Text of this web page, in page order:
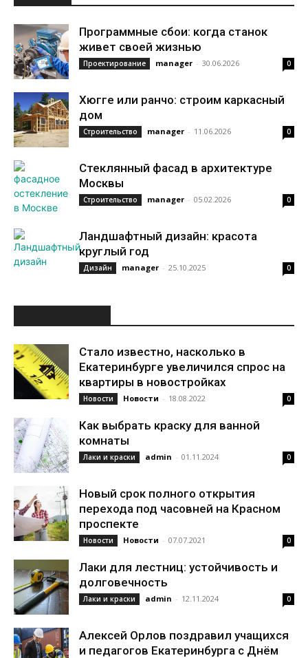
Программные сбои: когда станок
живет своей жизнью
Проектирование manager - 30.06.2026 0
Хюгге или ранчо: строим каркасный
дом
Строительство manager - 11.06.2026 0
Стеклянный фасад в архитектуре
Москвы
Строительство manager - 05.02.2026 0
Ландшафтный дизайн: красота
круглый год
Дизайн manager - 25.10.2025 0
Стало известно, насколько в
Екатеринбурге увеличился спрос на
квартиры в новостройках
Новости Новости - 18.08.2022 0
Как выбрать краску для ванной
комнаты
Лаки и краски admin - 01.11.2024 0
Новый срок полного открытия
перехода под часовней на Красном
проспекте
Новости Новости - 07.07.2021 0
Лаки для лестниц: устойчивость и
долговечность
Лаки и краски admin - 12.11.2024 0
Алексей Орлов поздравил учащихся
и педагогов Екатеринбурга с Днём